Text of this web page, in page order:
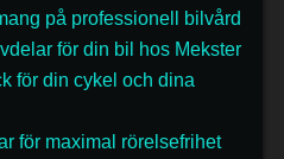
på professionell bilvård
för din bil hos Mekster
för din cykel och dina
för maximal rörelsefrihet